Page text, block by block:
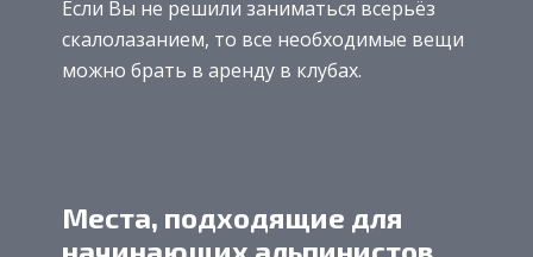
Если Вы не решили заниматься всерьёз
скалолазанием, то все необходимые вещи
можно брать в аренду в клубах.
Места, подходящие для